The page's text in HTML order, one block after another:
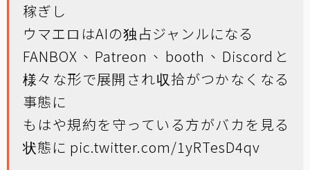
稼ぎし
ウマエロはAIの独占ジャンルになる
FANBOX、Patreon、booth、Discordと
様々な形で展開され収拾がつかなくなる
事態に
もはや規約を守っている方がバカを見る
状態に pic.twitter.com/1yRTesD4qv